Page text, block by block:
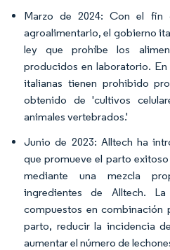
Marzo de 2024: Con el fin
agroalimentario, el gobierno
ley que prohíbe los
producidos en laboratorio.
italianas tienen prohibido
obtenido de 'cultivos
animales vertebrados.'
Junio de 2023: Alltech ha
que promueve el parto
mediante una mezcla
ingredientes de Alltech.
compuestos en combinación
parto, reducir la incidencia
aumentar el número de